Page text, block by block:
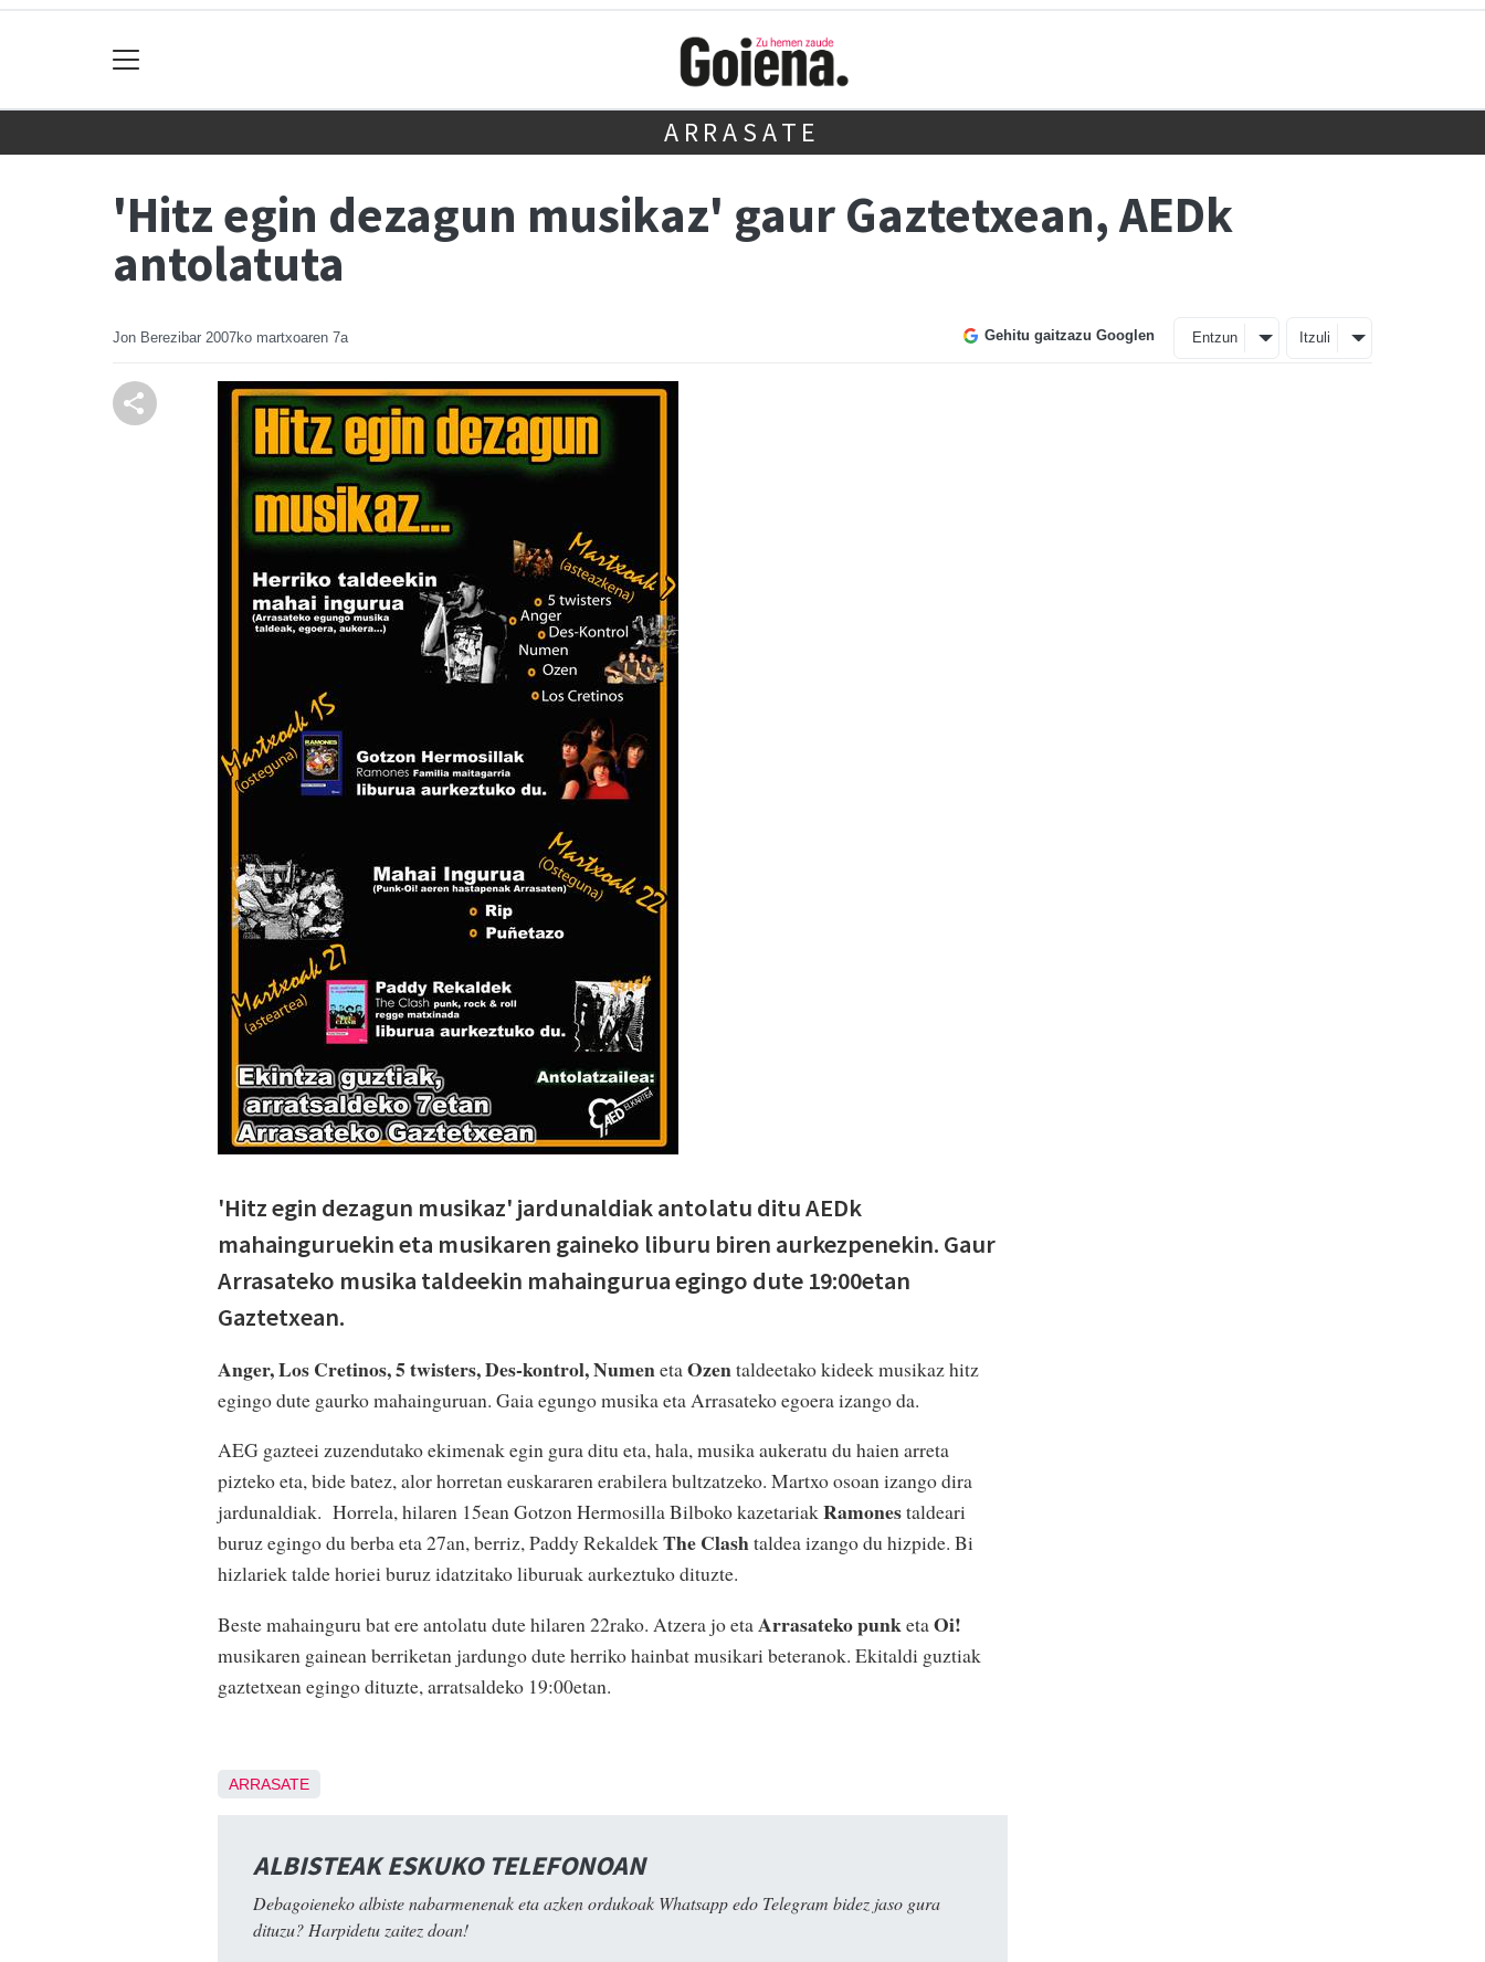
ARRASATE
'Hitz egin dezagun musikaz' gaur Gaztetxean, AEDk
antolatuta
Jon Berezibar 2007ko martxoaren 7a Gehitu gaitzazu Googlen Entzun Itzuli
'Hitz egin dezagun musikaz' jardunaldiak antolatu ditu AEDk
mahainguruekin eta musikaren gaineko liburu biren aurkezpenekin. Gaur
Arrasateko musika taldeekin mahaingurua egingo dute 19:00etan
Gaztetxean.
Anger, Los Cretinos, 5 twisters, Des-kontrol, NumenetaOzentaldeetako kideek musikaz hitz
egingo dute gaurko mahainguruan. Gaia egungo musika eta Arrasateko egoera izango da.
AEG gazteei zuzendutako ekimenak egin gura ditu eta, hala, musika aukeratu du haien arreta
pizteko eta, bide batez, alor horretan euskararen erabilera bultzatzeko. Martxo osoan izango dira
jardunaldiak. Horrela, hilaren 15ean Gotzon Hermosilla Bilboko kazetariakRamonestaldeari
buruz egingo du berba eta 27an, berriz, Paddy RekaldekThe Clashtaldea izango du hizpide. Bi
hizlariek talde horiei buruz idatzitako liburuak aurkeztuko dituzte.
Beste mahainguru bat ere antolatu dute hilaren 22rako. Atzera jo etaArrasateko punketaOi!
musikaren gainean berriketan jardungo dute herriko hainbat musikari beteranok. Ekitaldi guztiak
gaztetxean egingo dituzte, arratsaldeko 19:00etan.
ARRASATE
ALBISTEAK ESKUKO TELEFONOAN
Debagoieneko albiste nabarmenenak eta azken ordukoak Whatsapp edo Telegram bidez jaso gura
dituzu? Harpidetu zaitez doan!